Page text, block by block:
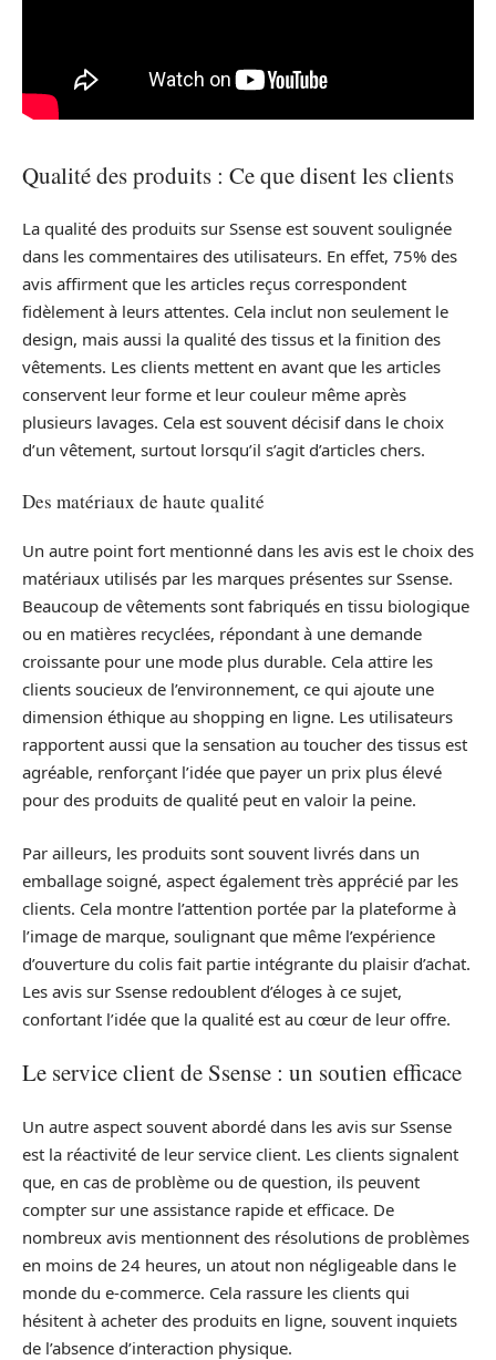
Qualité des produits : Ce que disent les clients
La qualité des produits sur Ssense est souvent soulignée
dans les commentaires des utilisateurs. En effet, 75% des
avis affirment que les articles reçus correspondent
fidèlement à leurs attentes. Cela inclut non seulement le
design, mais aussi la qualité des tissus et la finition des
vêtements. Les clients mettent en avant que les articles
conservent leur forme et leur couleur même après
plusieurs lavages. Cela est souvent décisif dans le choix
d’un vêtement, surtout lorsqu’il s’agit d’articles chers.
Des matériaux de haute qualité
Un autre point fort mentionné dans les avis est le choix des
matériaux utilisés par les marques présentes sur Ssense.
Beaucoup de vêtements sont fabriqués en tissu biologique
ou en matières recyclées, répondant à une demande
croissante pour une mode plus durable. Cela attire les
clients soucieux de l’environnement, ce qui ajoute une
dimension éthique au shopping en ligne. Les utilisateurs
rapportent aussi que la sensation au toucher des tissus est
agréable, renforçant l’idée que payer un prix plus élevé
pour des produits de qualité peut en valoir la peine.
Par ailleurs, les produits sont souvent livrés dans un
emballage soigné, aspect également très apprécié par les
clients. Cela montre l’attention portée par la plateforme à
l’image de marque, soulignant que même l’expérience
d’ouverture du colis fait partie intégrante du plaisir d’achat.
Les avis sur Ssense redoublent d’éloges à ce sujet,
confortant l’idée que la qualité est au cœur de leur offre.
Le service client de Ssense : un soutien efficace
Un autre aspect souvent abordé dans les avis sur Ssense
est la réactivité de leur service client. Les clients signalent
que, en cas de problème ou de question, ils peuvent
compter sur une assistance rapide et efficace. De
nombreux avis mentionnent des résolutions de problèmes
en moins de 24 heures, un atout non négligeable dans le
monde du e-commerce. Cela rassure les clients qui
hésitent à acheter des produits en ligne, souvent inquiets
de l’absence d’interaction physique.